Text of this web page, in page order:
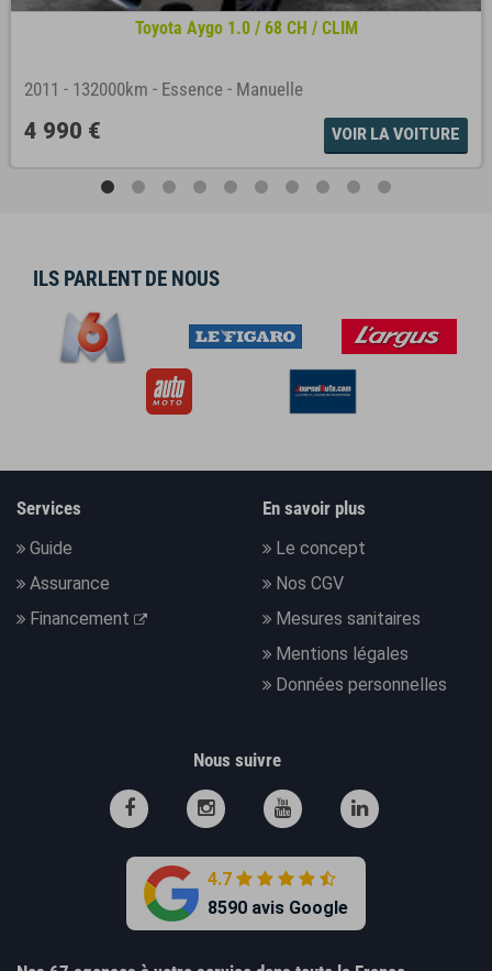
Toyota Aygo 1.0 / 68 CH / CLIM
2011 - 132000km - Essence - Manuelle
4 990 € VOIR LA VOITURE
ILS PARLENT DE NOUS
Services
Guide
Assurance
Financement
En savoir plus
Le concept
Nos CGV
Mesures sanitaires
Mentions légales
Données personnelles
Nous suivre
4.7
8590 avis Google